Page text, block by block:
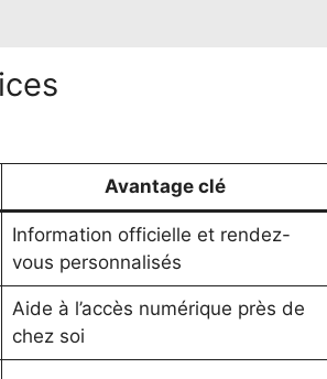
Avantage clé
Information officielle et rendez-
vous personnalisés
Aide à l’accès numérique près de
chez soi